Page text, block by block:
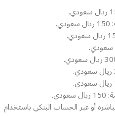
أو عبر الحساب البنكي باستخدام